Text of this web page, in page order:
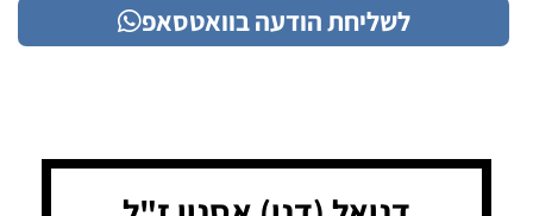
לשליחת הודעה בוואטסאפ